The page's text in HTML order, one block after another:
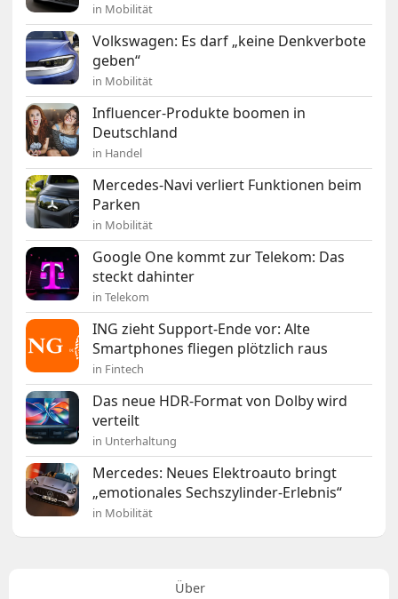
in Mobilität
Volkswagen: Es darf „keine Denkverbote
geben“
in Mobilität
Influencer-Produkte boomen in
Deutschland
in Handel
Mercedes-Navi verliert Funktionen beim
Parken
in Mobilität
Google One kommt zur Telekom: Das
steckt dahinter
in Telekom
ING zieht Support-Ende vor: Alte
Smartphones fliegen plötzlich raus
in Fintech
Das neue HDR-Format von Dolby wird
verteilt
in Unterhaltung
Mercedes: Neues Elektroauto bringt
„emotionales Sechszylinder-Erlebnis“
in Mobilität
Über